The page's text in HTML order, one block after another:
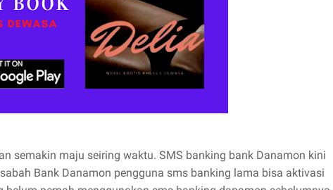
semakin maju seiring waktu. SMS banking bank Danamon kini
Bank Danamon pengguna sms banking lama bisa aktivasi